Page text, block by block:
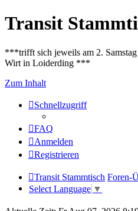
Transit
***trifft sich jeweils am 2.
Wirt in Loiderding ***
Zum Inhalt
Schnellzugriff
FAQ
Anmelden
Registrieren
Transit Stammtisch Foren-
Select Language ▼